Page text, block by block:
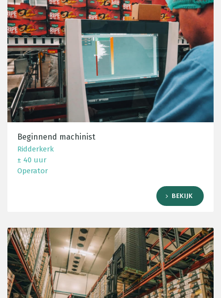
Beginnend machinist
Ridderkerk
± 40 uur
Operator
BEKIJK